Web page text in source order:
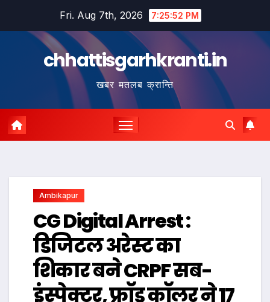
Fri. Aug 7th, 2026 7:25:53 PM
chhattisgarhkranti.in
खबर मतलब क्रान्ति
Ambikapur
CG Digital Arrest :
डिजिटल अरेस्ट का
शिकार बने CRPF सब-
इंस्पेक्टर, फ्रॉड कॉलर ने 17